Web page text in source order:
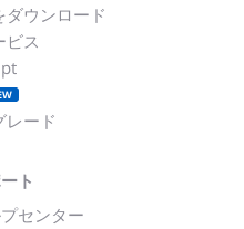
ダウンロード
ビス
レード
ト
センター